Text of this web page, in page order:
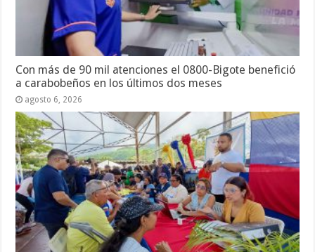
Con más de 90 mil atenciones el 0800-Bigote benefició
a carabobeños en los últimos dos meses
agosto 6, 2026